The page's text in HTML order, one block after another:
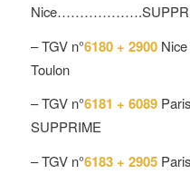
– TGV n°6180 + 2900
Toulon
– TGV n°6181 + 6089
SUPPRIME
– TGV n°6183 + 2905